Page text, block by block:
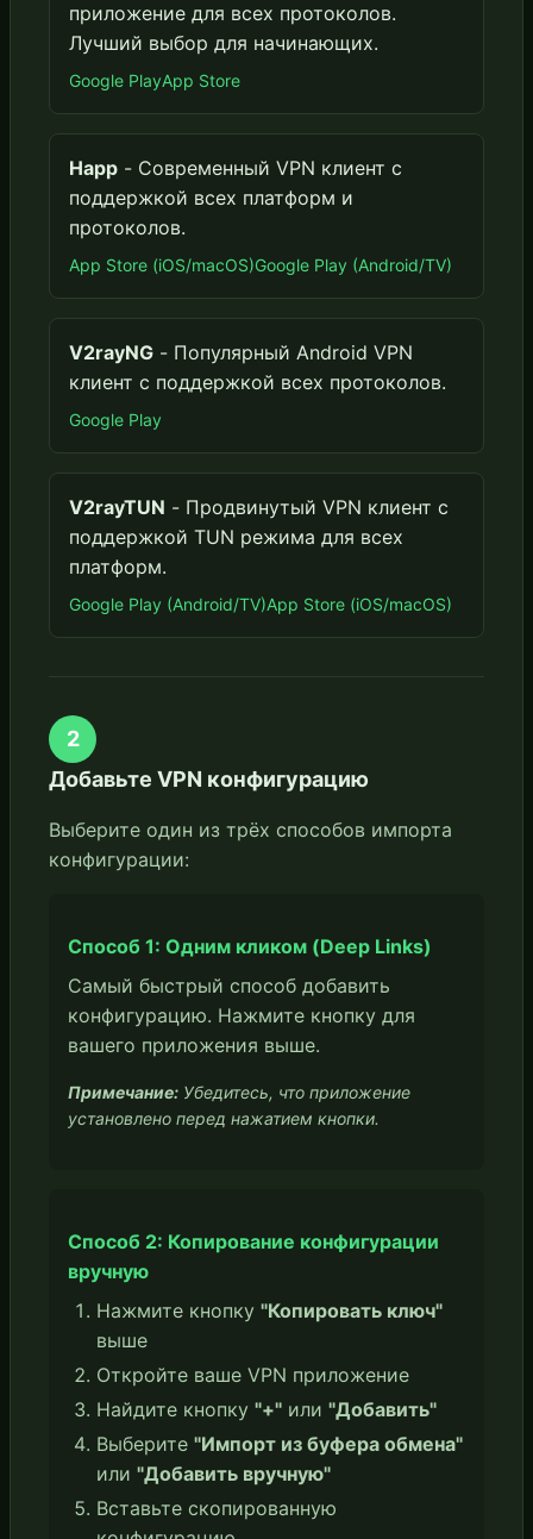
приложение для всех протоколов.
Лучший выбор для начинающих.
Google PlayApp Store
Happ - Современный VPN клиент с
поддержкой всех платформ и
протоколов.
App Store (iOS/macOS)Google Play (Android/TV)
V2rayNG - Популярный Android VPN
клиент с поддержкой всех протоколов.
Google Play
V2rayTUN - Продвинутый VPN клиент с
поддержкой TUN режима для всех
платформ.
Google Play (Android/TV)App Store (iOS/macOS)
2
Добавьте VPN конфигурацию
Выберите один из трёх способов импорта
конфигурации:
Способ 1: Одним кликом (Deep Links)
Самый быстрый способ добавить
конфигурацию. Нажмите кнопку для
вашего приложения выше.
Примечание: Убедитесь, что приложение
установлено перед нажатием кнопки.
Способ 2: Копирование конфигурации
вручную
Нажмите кнопку "Копировать ключ"
выше
Откройте ваше VPN приложение
Найдите кнопку "+" или "Добавить"
Выберите "Импорт из буфера обмена"
или "Добавить вручную"
Вставьте скопированную